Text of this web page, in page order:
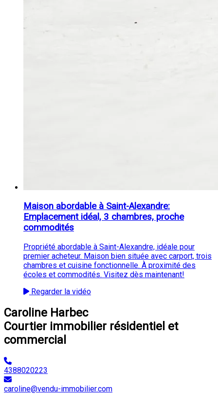
Maison abordable à Saint-Alexandre:
Emplacement idéal, 3 chambres, proche
commodités
Propriété abordable à Saint-Alexandre, idéale pour
premier acheteur. Maison bien située avec carport, trois
chambres et cuisine fonctionnelle. À proximité des
écoles et commodités. Visitez dès maintenant!
Regarder la vidéo
Caroline Harbec
Courtier immobilier résidentiel et
commercial
4388020223
caroline@vendu-immobilier.com